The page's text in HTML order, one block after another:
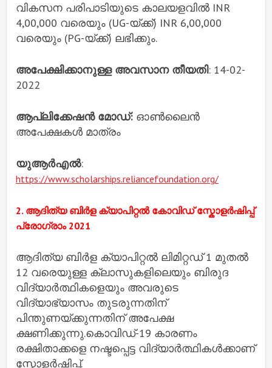
വികസന പരിപാടിയുടെ കാലയളവിൽ INR
4,00,000 വരെയും (UG-യ്‌ക്ക്) INR 6,00,000
വരെയും (PG-യ്‌ക്ക്) ലഭിക്കും.
അപേക്ഷിക്കാനുള്ള അവസാന തീയതി: 14-02-
2022
ആപ്ലിക്കേഷൻ മോഡ്: ഓൺലൈൻ
അപേക്ഷകൾ മാത്രം
യുആർഎൽ:
https://www.scholarships.reliancefoundation.org/
2. ആദിത്യ ബിർള ക്യാപിറ്റൽ കോവിഡ് സ്കോളർഷിപ്പ്
പ്രോഗ്രാം 2021
ആദിത്യ ബിർള ക്യാപിറ്റൽ ലിമിറ്റഡ് 1 മുതൽ
12 വരെയുള്ള ക്ലാസുകളിലെയും ബിരുദ
വിദ്യാർത്ഥികളെയും അവരുടെ
വിദ്യാഭ്യാസം തുടരുന്നതിന്
പിന്തുണയ്‌ക്കുന്നതിന് അപേക്ഷ
ക്ഷണിക്കുന്നു.കൊവിഡ്-19 കാരണം
രക്ഷിതാക്കളെ നഷ്ടപ്പെട്ട വിദ്യാർത്ഥികൾക്കാണ്
സ്കോളർഷിപ്പ്.